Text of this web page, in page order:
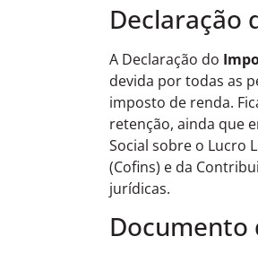
Declaração
A Declaração do
devida por todas as
imposto de renda.
retenção, ainda que
Social sobre o Lucro
(Cofins) e da
jurídicas.
Documento